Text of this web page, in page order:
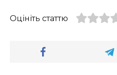
Оцініть статтю